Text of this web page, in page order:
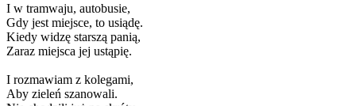
I w tramwaju, autobusie,
Gdy jest miejsce, to usiądę.
Kiedy widzę starszą panią,
Zaraz miejsca jej ustąpię.
I rozmawiam z kolegami,
Aby zieleń szanowali.